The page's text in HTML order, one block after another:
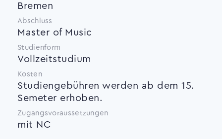
Bremen
Abschluss
Master of Music
Studienform
Vollzeitstudium
Kosten
Studiengebühren werden ab dem 15.
Semeter erhoben.
Zugangsvoraussetzungen
mit NC